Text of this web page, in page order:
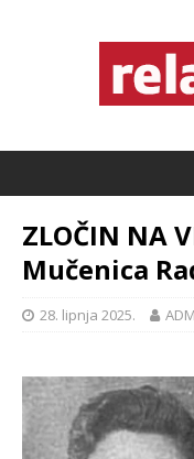
ZLOČIN NA
Mučenica
28. lipnja 2025.